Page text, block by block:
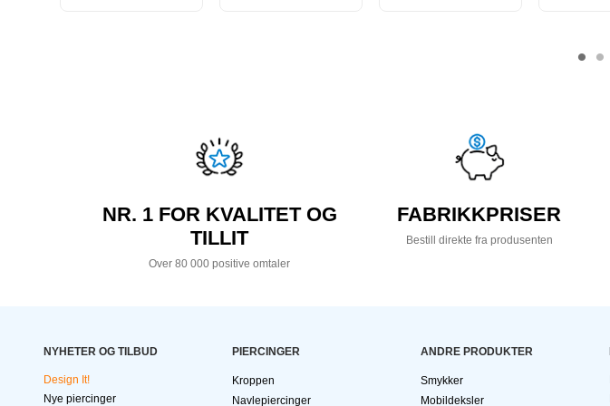
NR. 1 FOR KVALITET OG
TILLIT
Over 80 000 positive omtaler
FABRIKKPRISER
Bestill direkte fra produsenten
NYHETER OG TILBUD
Design It!
Nye piercinger
PIERCINGER
Kroppen
Navlepiercinger
ANDRE PRODUKTER
Smykker
Mobildeksler